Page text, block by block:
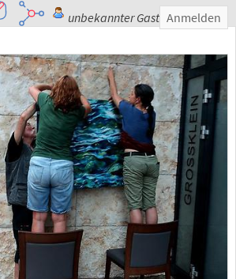
unbekannter Gast Anmelden